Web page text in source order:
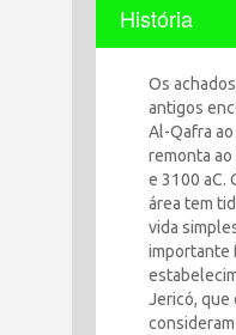
História
Os
antigos
Al-Qafra
remonta
e 3100 aC.
área tem
vida
importante
Jericó, que